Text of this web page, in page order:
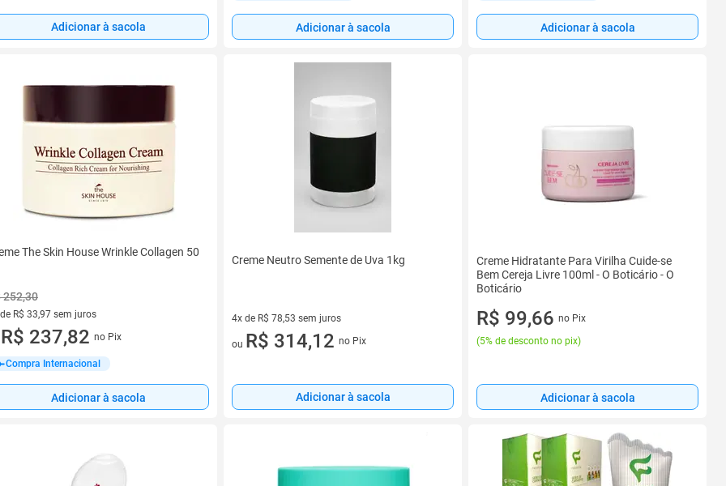
Adicionar à sacola Adicionar à sacola Adicionar à sacola
The Skin House Wrinkle Collagen 50
252,30
R$ 33,97 sem juros
de R$ 33,97 sem juros
R$ 237,82 no Pix
Compra Internacional
Adicionar à sacola
Creme Neutro Semente de Uva 1kg
4x de R$ 78,53 sem juros
4 vez de R$ 78,53 sem juros
ou R$ 314,12 no Pix
Adicionar à sacola
Creme Hidratante Para Virilha Cuide-se
Bem Cereja Livre 100ml - O Boticário - O
Boticário
R$ 99,66 no Pix
(5% de desconto no pix)
Adicionar à sacola